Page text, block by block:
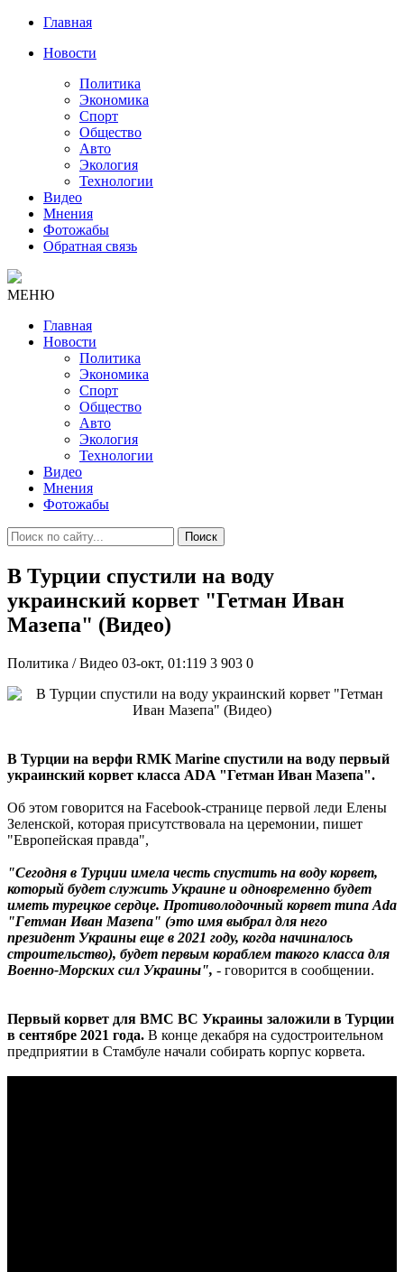
Главная
Новости
Политика
Экономика
Спорт
Общество
Авто
Экология
Технологии
Видео
Мнения
Фотожабы
Обратная связь
МЕНЮ
Главная
Новости
Политика
Экономика
Спорт
Общество
Авто
Экология
Технологии
Видео
Мнения
Фотожабы
Поиск
В Турции спустили на воду
украинский корвет "Гетман Иван
Мазепа" (Видео)
Политика / Видео 03-окт, 01:119 3 903 0
В Турции на верфи RMK Marine спустили на воду первый
украинский корвет класса ADA "Гетман Иван Мазепа".
Об этом говорится на Facebook-странице первой леди Елены
Зеленской, которая присутствовала на церемонии, пишет
"Европейская правда",
"Сегодня в Турции имела честь спустить на воду корвет,
который будет служить Украине и одновременно будет
иметь турецкое сердце. Противолодочный корвет типа Ada
"Гетман Иван Мазепа" (это имя выбрал для него
президент Украины еще в 2021 году, когда начиналось
строительство), будет первым кораблем такого класса для
Военно-Морских сил Украины", - говорится в сообщении.
Первый корвет для ВМС ВС Украины заложили в Турции
в сентябре 2021 года. В конце декабря на судостроительном
предприятии в Стамбуле начали собирать корпус корвета.